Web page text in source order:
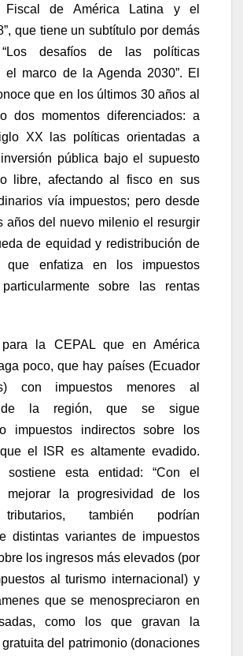
Fiscal de América Latina y el
que tiene un subtítulo por demás
“Los desafíos de las políticas
el marco de la Agenda 2030”. El
que en los últimos 30 años al
dos momentos diferenciados: a
XX las políticas orientadas a
pública bajo el supuesto
libre, afectando al fisco en sus
vía impuestos; pero desde
años del nuevo milenio el resurgir
de equidad y redistribución de
que enfatiza en los impuestos
sobre las rentas
la CEPAL que en América
poco, que hay países (Ecuador
con impuestos menores al
de la región, que se sigue
impuestos indirectos sobre los
el ISR es altamente evadido.
sostiene esta entidad: “Con el
mejorar la progresividad de los
también podrían
distintas variantes de impuestos
los ingresos más elevados (por
al turismo internacional) y
que se menospreciaron en
como los que gravan la
del patrimonio (donaciones